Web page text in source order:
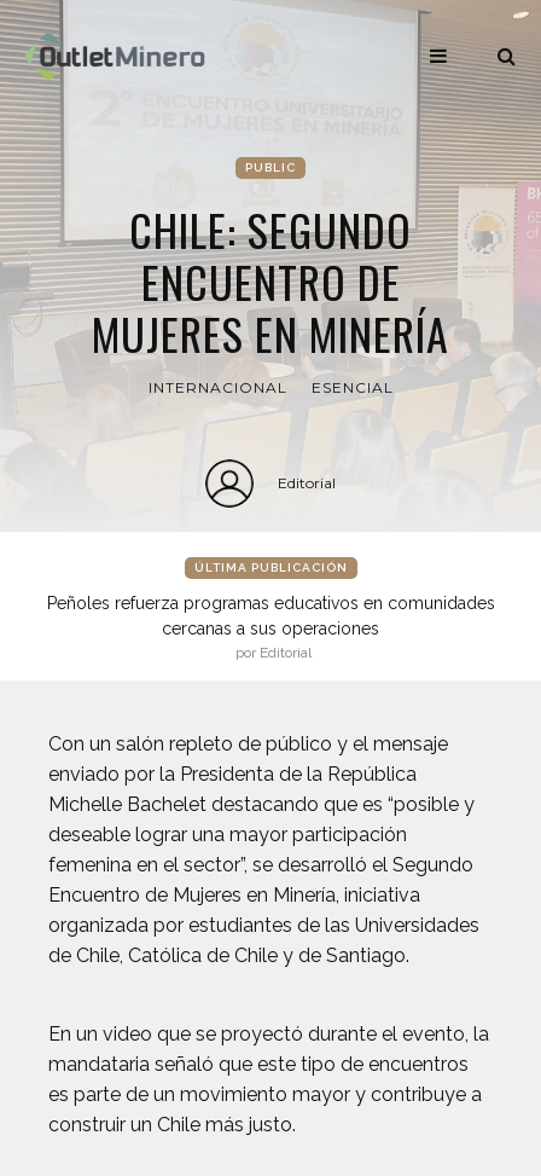
PUBLIC
CHILE: SEGUNDO
ENCUENTRO DE
MUJERES EN MINERÍA
INTERNACIONAL ESENCIAL
Editorial
ÚLTIMA PUBLICACIÓN
Peñoles refuerza programas educativos en comunidades
cercanas a sus operaciones
por Editorial
Con un salón repleto de público y el mensaje
enviado por la Presidenta de la República
Michelle Bachelet destacando que es “posible y
deseable lograr una mayor participación
femenina en el sector”, se desarrolló el Segundo
Encuentro de Mujeres en Minería, iniciativa
organizada por estudiantes de las Universidades
de Chile, Católica de Chile y de Santiago.
En un video que se proyectó durante el evento, la
mandataria señaló que este tipo de encuentros
es parte de un movimiento mayor y contribuye a
construir un Chile más justo.